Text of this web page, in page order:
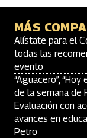
MÁS
Alístate para el
todas las
evento
“Aguacero”,
de la semana de
Evaluación con
avances en
Petro